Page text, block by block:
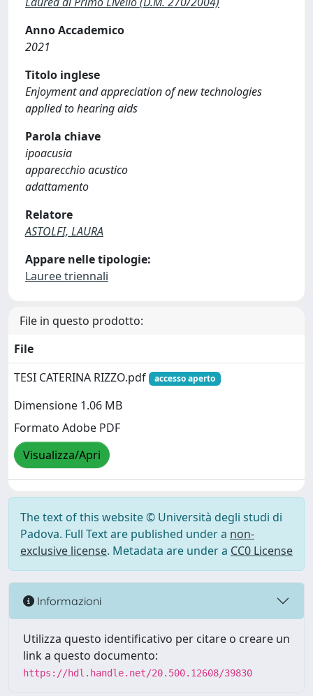
Anno Accademico
2021
Titolo inglese
Enjoyment and appreciation of new technologies
applied to hearing aids
Parola chiave
ipoacusia
apparecchio acustico
adattamento
Relatore
ASTOLFI, LAURA
Appare nelle tipologie:
Lauree triennali
File in questo prodotto:
File
TESI CATERINA RIZZO.pdf
accesso aperto
Dimensione 1.06 MB
Formato Adobe PDF
Visualizza/Apri
The text of this website © Università degli studi di
Padova. Full Text are published under a non-
exclusive license. Metadata are under a CC0 License
Informazioni
Utilizza questo identificativo per citare o creare un
link a questo documento:
https://hdl.handle.net/20.500.12608/39830